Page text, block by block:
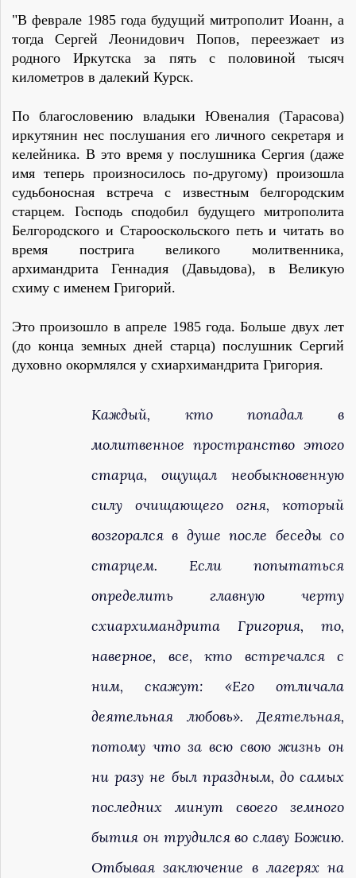
"В феврале 1985 года будущий митрополит Иоанн, а
тогда Сергей Леонидович Попов, переезжает из
родного Иркутска за пять с половиной тысяч
километров в далекий Курск.
По благословению владыки Ювеналия (Тарасова)
иркутянин нес послушания его личного секретаря и
келейника. В это время у послушника Сергия (даже
имя теперь произносилось по-другому) произошла
судьбоносная встреча с известным белгородским
старцем. Господь сподобил будущего митрополита
Белгородского и Старооскольского петь и читать во
время пострига великого молитвенника,
архимандрита Геннадия (Давыдова), в Великую
схиму с именем Григорий.
Это произошло в апреле 1985 года. Больше двух лет
(до конца земных дней старца) послушник Сергий
духовно окормлялся у схиархимандрита Григория.
Каждый, кто попадал в
молитвенное пространство этого
старца, ощущал необыкновенную
силу очищающего огня, который
возгорался в душе после беседы со
старцем. Если попытаться
определить главную черту
схиархимандрита Григория, то,
наверное, все, кто встречался с
ним, скажут: «Его отличала
деятельная любовь». Деятельная,
потому что за всю свою жизнь он
ни разу не был праздным, до самых
последних минут своего земного
бытия он трудился во славу Божию.
Отбывая заключение в лагерях на